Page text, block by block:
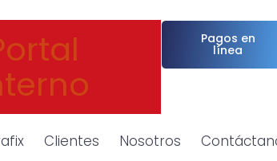
Pagos en
línea
Clientes Nosotros